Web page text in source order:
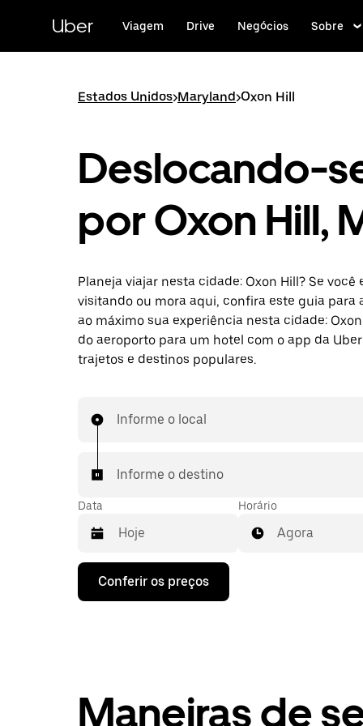
conteúdo
Uber Viagem Drive Negócios Sobre
Estados Unidos>Maryland>Oxon Hill
Deslocando-
por Oxon Hill,
Planeja viajar nesta cidade: Oxon Hill? Se você
visitando ou mora aqui, confira este guia para
ao máximo sua experiência nesta cidade:
do aeroporto para um hotel com o app da
trajetos e destinos populares.
Informe o local
Informe o destino
Data
Pressione
seta
calendário
Horário
Agora
Conferir os preços
Maneiras de